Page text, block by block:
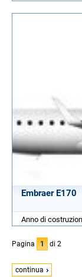
Embraer E170
Anno di
Pagina 1 di 2
continua